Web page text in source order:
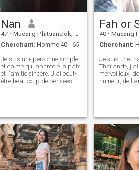
Nan
47 • Mueang Phitsanulok, Phitsanulok, Thailande
Cherchant: Homme 40 - 65
Je suis une personne simple
et calme qui apprécie la paix
et l'amitié sincère. J'ai peut-
être beaucoup de pensées,
compte le plus pour moi, c'est
l'honnêteté et le respect. S'il
vous plaît, ne m'approchez
pas avec de l'argent, du sexe
ou
Fah or
40 • Mueang
Cherchant:
Je suis une
Thaïlande, j'ai
merveilleux,
humeur, de
soin de moi,
claire sur tout,
simple
t'aime, je
t'aime, je
t'aime, je
t'aime, je
t'aime, je